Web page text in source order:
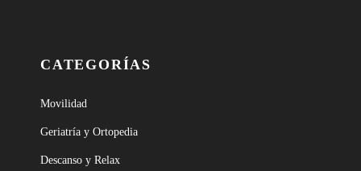
CATEGORÍAS
Movilidad
Geriatría y Ortopedia
Descanso y Relax